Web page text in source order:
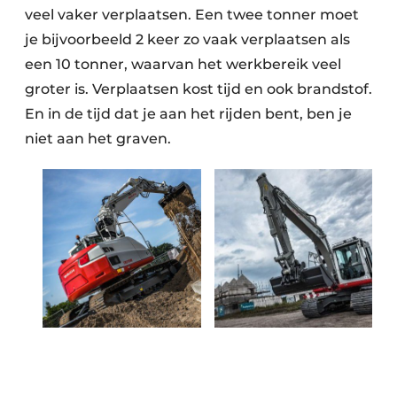
veel vaker verplaatsen. Een twee tonner moet
je bijvoorbeeld 2 keer zo vaak verplaatsen als
een 10 tonner, waarvan het werkbereik veel
groter is. Verplaatsen kost tijd en ook brandstof.
En in de tijd dat je aan het rijden bent, ben je
niet aan het graven.